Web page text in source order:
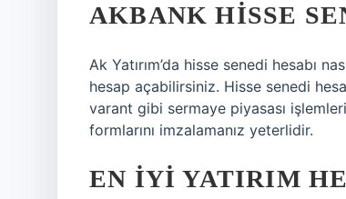
AKBANK HISSE
Ak Yatırım’da hisse senedi hesabı
hesap açabilirsiniz. Hisse senedi
varant gibi sermaye piyasası
formlarını imzalamanız yeterlidir.
EN IYI YATIRIM